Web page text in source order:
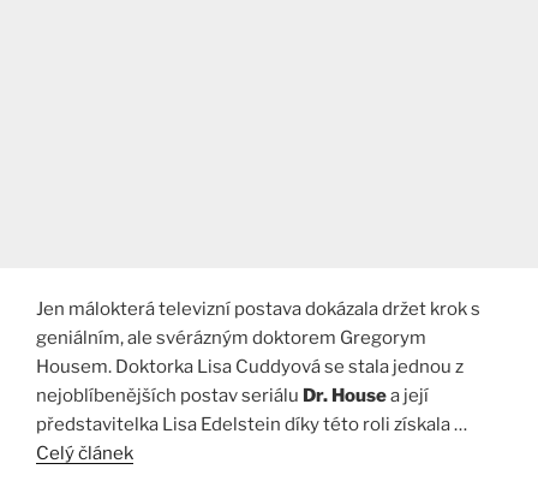
Jen málokterá televizní postava dokázala držet krok s
geniálním, ale svérázným doktorem Gregorym
Housem. Doktorka Lisa Cuddyová se stala jednou z
nejoblíbenějších postav seriálu Dr. Housea její
představitelka Lisa Edelstein díky této roli získala …
Celý článek